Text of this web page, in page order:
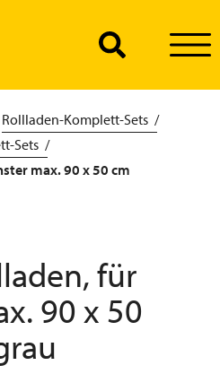
Rollladen-Komplett-Sets
Sets
max. 90 x 50 cm
für
90 x 50